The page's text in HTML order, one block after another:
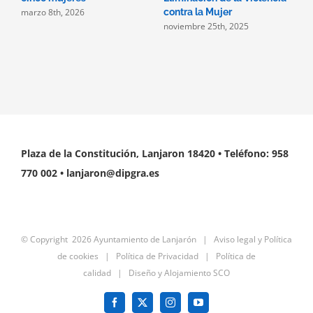
marzo 8th, 2026
contra la Mujer
noviembre 25th, 2025
Plaza de la Constitución, Lanjaron 18420 • Teléfono: 958
770 002 • lanjaron@dipgra.es
© Copyright 2026 Ayuntamiento de Lanjarón | Aviso legal y Política
de cookies | Política de Privacidad | Política de
calidad | Diseño y Alojamiento SCO
Facebook
X InstagramYouTube